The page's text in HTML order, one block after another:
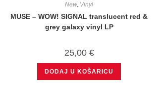
New, Vinyl
MUSE – WOW! SIGNAL translucent red &
grey galaxy vinyl LP
25,00 €
DODAJ U KOŠARICU